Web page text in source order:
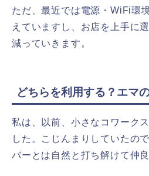
ただ、最近では電源・WiFi環
えていますし、お店を上手に
減っていきます。
どちらを利用する？エマ
私は、以前、小さなコワーク
した。こじんまりしていたの
バーとは自然と打ち解けて仲